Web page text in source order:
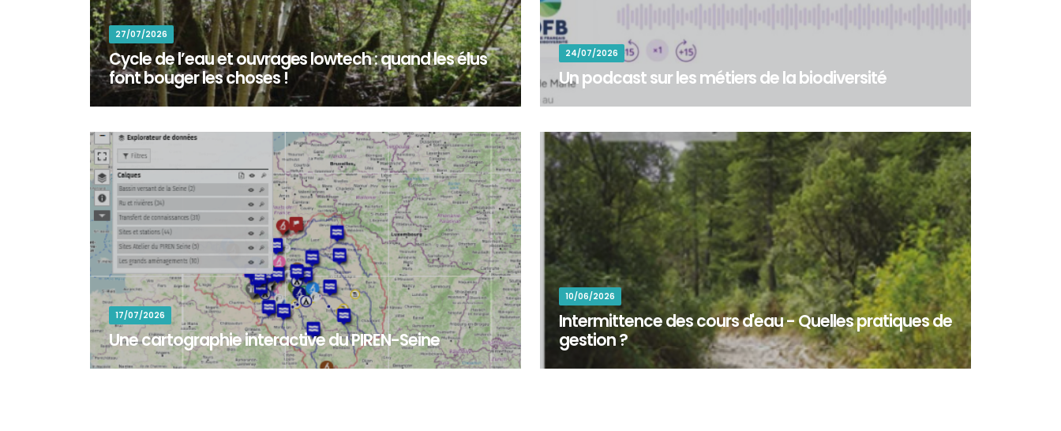
27/07/2026
Cycle de l’eau et ouvrages lowtech : quand les élus
font bouger les choses !
En octobre 2025, une centaine de bénévoles ont répondu à l’appel de la
24/07/2026
Un podcast sur les métiers de la biodiversité
&nbsp;Un podcast sur les métiers de la biodiversité - Dans le cadre du Work
17/07/2026
Une cartographie interactive du PIREN-Seine
La cartographie interactive du PIREN-Seine permet d'explorer les territoires,
10/06/2026
Intermittence des cours d'eau - Quelles pratiques de
gestion ?
Plus de la moitié du réseau hydrographique mondial est concerné par la